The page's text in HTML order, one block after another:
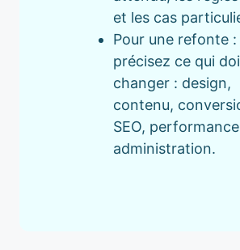
et les cas
Pour une refonte :
précisez ce qui
changer : design,
contenu,
SEO,
administration.